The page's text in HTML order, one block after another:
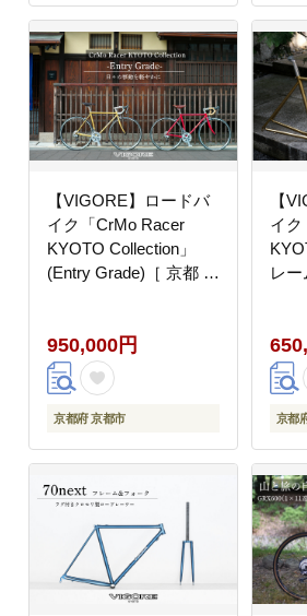
【VIGORE】ロードバ
イク「CrMo Racer
KYOTO Collection」
(Entry Grade)［ 京都 ロ
ポーツ アウトドア ツー
リング ブランド メーカ
ー 取り寄せ 通販 ふる
さと納税 ］
950,000円
京都府 京都市
【
イク
レ
すめ
ア
メー
ふ
京都